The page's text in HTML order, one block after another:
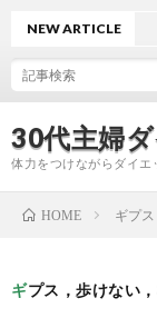
30代主婦
体力をつけながらダイエ
NEW ARTICLE
HOME ギプ
ギプス，歩けない